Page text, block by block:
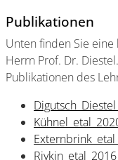
Publikationen
Unten finden Sie
Herrn Prof. Dr.
Publikationen des